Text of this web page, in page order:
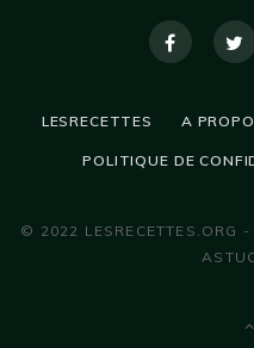
LESRECETTES A
POLITIQUE DE
© 2022 LESRECETTES.ORG -